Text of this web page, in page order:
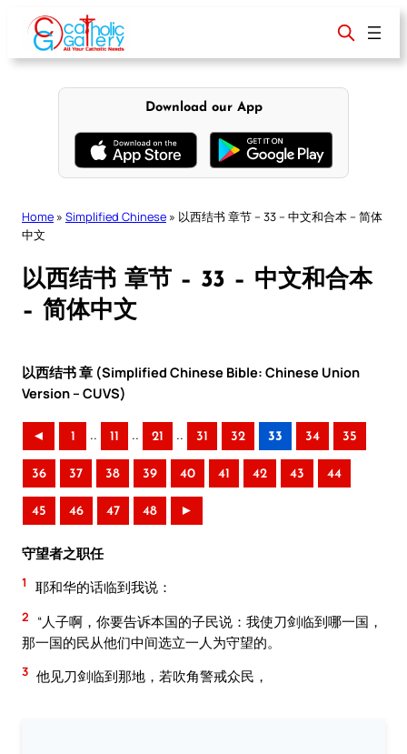
content
Download our App
Home » Simplified Chinese » 以西结书 章节 – 33 – 中文和合本 – 简体
中文
以西结书 章节 – 33 – 中文和合本
– 简体中文
以西结书 章 (Simplified Chinese Bible: Chinese Union
Version – CUVS)
◄ 1 .. 11 .. 21 .. 31 32 33 34 35
36 37 38 39 40 41 42 43 44
45 46 47 48 ►
守望者之职任
1 耶和华的话临到我说：
2
“人子啊，你要告诉本国的子民说：我使刀剑临到哪一国，
那一国的民从他们中间选立一人为守望的。
3 他见刀剑临到那地，若吹角警戒众民，